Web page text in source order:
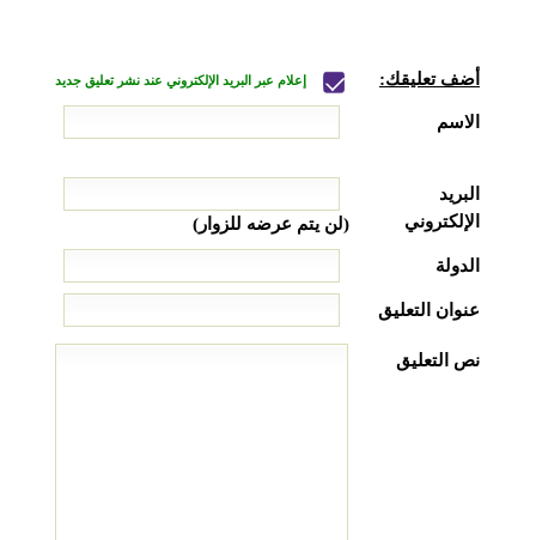
أضف تعليقك: إعلام عبر البريد الإلكتروني عند نشر تعليق جديد
الاسم
البريد
الإلكتروني
(لن يتم عرضه للزوار)
الدولة
عنوان التعليق
نص التعليق